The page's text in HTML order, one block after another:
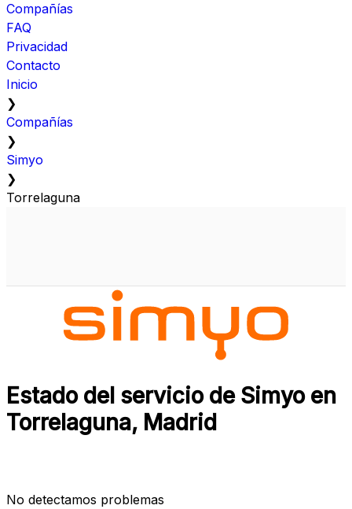
Compañías
FAQ
Privacidad
Contacto
Inicio
❯
Compañías
❯
Simyo
❯
Torrelaguna
Estado del servicio de Simyo en
Torrelaguna, Madrid
No detectamos problemas